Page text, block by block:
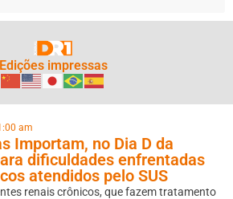
Edições impressas
am
Importam, no Dia D da
dificuldades enfrentadas
atendidos pelo SUS
renais crônicos, que fazem tratamento